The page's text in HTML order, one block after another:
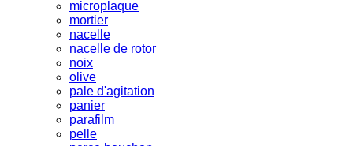
microplaque
mortier
nacelle
nacelle de rotor
noix
olive
pale d'agitation
panier
parafilm
pelle